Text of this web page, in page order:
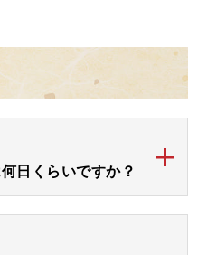
が応援してくれているよう
る前に、他社で注文してい
ンセルしました。
、毎日を一歩ずつ歩んでゆ
ャレンジできた時には小林
ます。
示された対応に、大変感謝
ので、その機会にはまた是
その際にはよろしくお願い
いました。
日くらいですか？
て 約1週間から10日にて発送